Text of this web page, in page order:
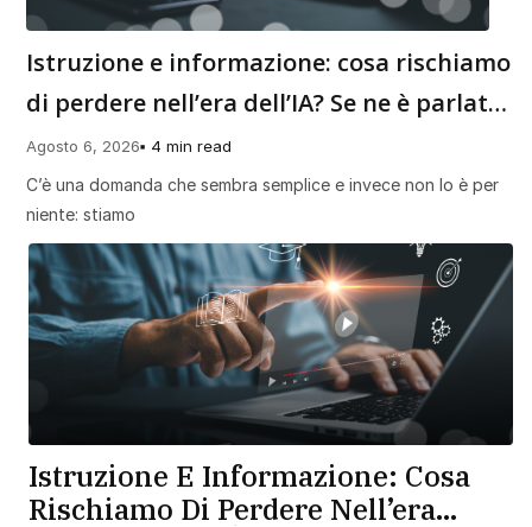
Istruzione e informazione: cosa rischiamo
di perdere nell’era dell’IA? Se ne è parlato
al Digital Talk Di Fondazione Italia
Digitale
Agosto 6, 2026 4 min read
C’è una domanda che sembra semplice e invece non lo è per
niente: stiamo
Istruzione E Informazione: Cosa
Rischiamo Di Perdere Nell’era